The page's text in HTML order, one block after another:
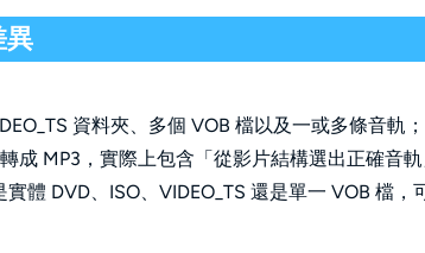
異
資料夾、多個 VOB 檔以及一或多條音軌
成 MP3，實際上包含「從影片結構選出正確音
體 DVD、ISO、VIDEO_TS 還是單一 VOB 檔，